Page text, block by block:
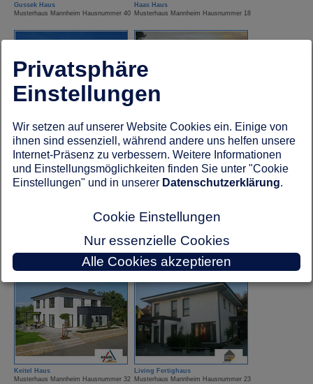
Gussek Haus
Musterhaus Mannheim Hausnummer 40
Haas Haus
Musterhaus Mannheim Hausnummer 18
Hanse Haus
Musterhaus Mannheim Hausnummer 31
Hanse Haus
Musterhaus Mannheim Hausnummer 33
HUF Haus
Musterhaus Mannheim Hausnummer 4
Kampa Haus
Musterhaus Mannheim Hausnummer 29
Keitel Haus
Musterhaus Mannheim Hausnummer 32
Living Fertighaus
Musterhaus Mannheim Hausnummer 23
Privatsphäre
Einstellungen
Wir setzen auf unserer Website Cookies ein. Einige von
ihnen sind essenziell, während andere uns helfen unsere
Internet-Präsenz zu verbessern. Weitere Informationen
und Einstellungsmöglichkeiten finden Sie unter "Cookie
Einstellungen" und in unserer Datenschutzerklärung.
Cookie Einstellungen
Nur essenzielle Cookies
Alle Cookies akzeptieren